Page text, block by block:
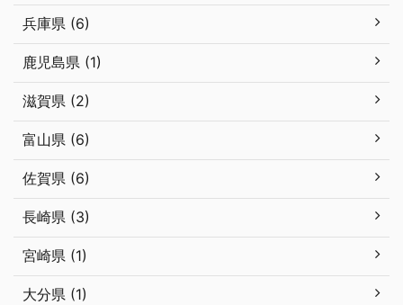
兵庫県 (6)
鹿児島県 (1)
滋賀県 (2)
富山県 (6)
佐賀県 (6)
長崎県 (3)
宮崎県 (1)
大分県 (1)